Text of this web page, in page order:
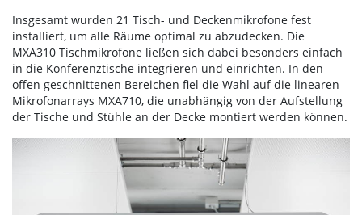
Insgesamt wurden 21 Tisch- und Deckenmikrofone fest
installiert, um alle Räume optimal zu abzudecken. Die
MXA310 Tischmikrofone ließen sich dabei besonders einfach
in die Konferenztische integrieren und einrichten. In den
offen geschnittenen Bereichen fiel die Wahl auf die linearen
Mikrofonarrays MXA710, die unabhängig von der Aufstellung
der Tische und Stühle an der Decke montiert werden können.